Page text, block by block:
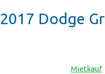
2017 Dodge
Mietkauf